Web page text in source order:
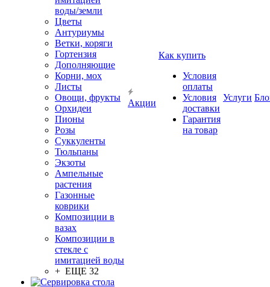
воды/земли
Цветы
Антуриумы
Ветки, коряги
Гортензия
Дополняющие
Корни, мох
Листы
Овощи, фрукты
Орхидеи
Пионы
Розы
Суккуленты
Тюльпаны
Экзоты
Ампельные
растения
Газонные
коврики
Композиции в
вазах
Композиции в
стекле с
имитацией воды
+ ЕЩЕ 32
Акции
Как купить
Условия
оплаты
Условия
доставки
Гарантия
на товар
Услуги